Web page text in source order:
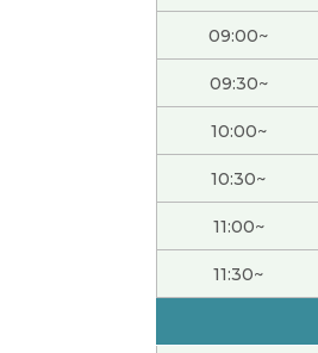
谢谢您的建议。我
我刚刚平安到家了。
我顺利到加拿大了。
いつもありがとう
没有变成特别糟糕
09:00~
09:30~
10:00~
10:30~
11:00~
11:30~